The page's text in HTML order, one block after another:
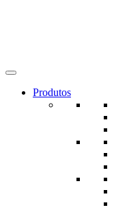
Produtos